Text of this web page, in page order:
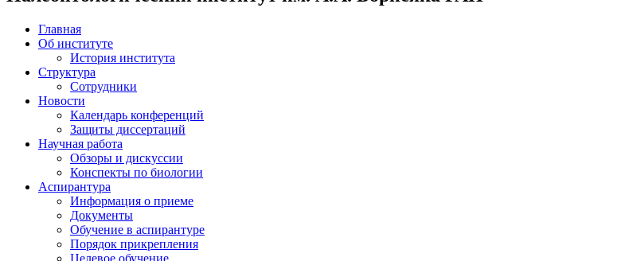
Главная
Об институте
История института
Структура
Сотрудники
Новости
Календарь конференций
Защиты диссертаций
Научная работа
Обзоры и дискуссии
Конспекты по биологии
Аспирантура
Информация о приеме
Документы
Обучение в аспирантуре
Порядок прикрепления
Целевое обучение